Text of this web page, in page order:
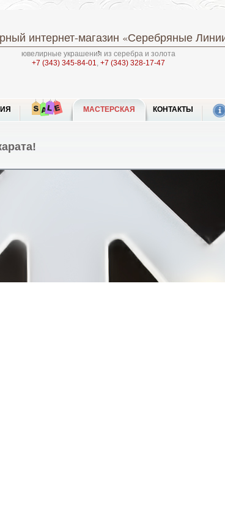
интернет-магазин «Серебряные
ювелирные украшения из серебра и золота
+7 (343) 345-84-01, +7 (343) 328-17-47
МАСТЕРСКАЯ КОНТАКТЫ